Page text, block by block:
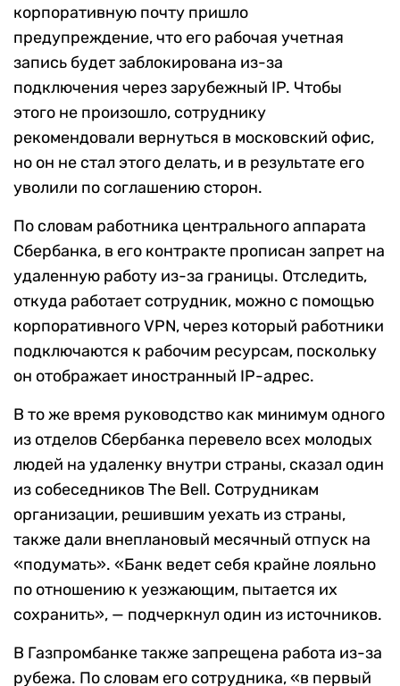
корпоративную почту пришло
предупреждение, что его рабочая учетная
запись будет заблокирована из-за
подключения через зарубежный IP. Чтобы
этого не произошло, сотруднику
рекомендовали вернуться в московский офис,
но он не стал этого делать, и в результате его
уволили по соглашению сторон.
По словам работника центрального аппарата
Сбербанка, в его контракте прописан запрет на
удаленную работу из-за границы. Отследить,
откуда работает сотрудник, можно с помощью
корпоративного VPN, через который работники
подключаются к рабочим ресурсам, поскольку
он отображает иностранный IP-адрес.
В то же время руководство как минимум одного
из отделов Сбербанка перевело всех молодых
людей на удаленку внутри страны, сказал один
из собеседников The Bell. Сотрудникам
организации, решившим уехать из страны,
также дали внеплановый месячный отпуск на
«подумать». «Банк ведет себя крайне лояльно
по отношению к уезжающим, пытается их
сохранить», — подчеркнул один из источников.
В Газпромбанке также запрещена работа из-за
рубежа. По словам его сотрудника, «в первый